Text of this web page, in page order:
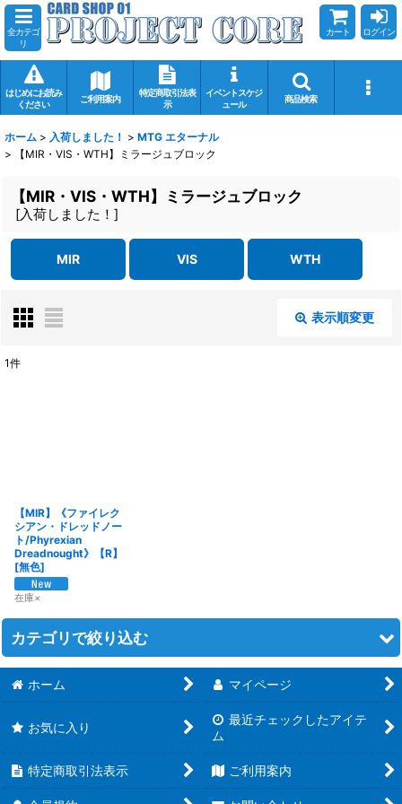
全カテゴ
リ
カート ログイン
はじめにお読み
ください
ご利用案内
特定商取引法表
示
イベントスケジ
ュール
商品検索
ホーム > 入荷しました！ > MTG エターナル
>
【MIR・VIS・WTH】ミラージュブロック
【MIR・VIS・WTH】ミラージュブロック
[入荷しました！ ]
MIR VIS WTH
表示順変更
1件
【MIR】《ファイレク
シアン・ドレッドノー
ト/Phyrexian
Dreadnought》【R】
[無色]
在庫×
カテゴリで絞り込む
MTG エターナル (全商品)
【ONS・LGN・SCG】オンスロートブロック
【ODY・TOR・JUD】オデッセイブロック
ホーム マイページ
お気に入り
最近チェックしたアイテ
ム
特定商取引法表示 ご利用案内